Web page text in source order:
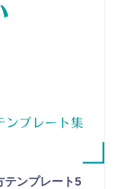
テンプレート5